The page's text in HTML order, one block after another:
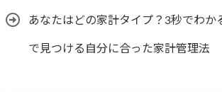
あなたはどの家計タイプ？3秒でわか
で見つける自分に合った家計管理法